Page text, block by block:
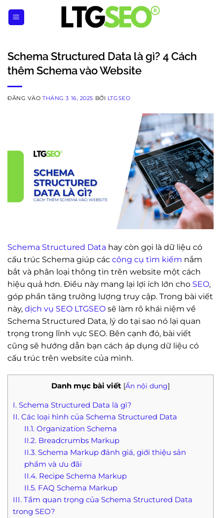
qua
Schema Structured Data là gì? 4 Cách
thêm Schema vào Website
ĐĂNG VÀOTHÁNG 3 16, 2025 BỞI LTGSEO
Schema Structured Data hay còn gọi là dữ liệu có
cấu trúc Schema giúp các công cụ tìm kiếm nắm
bắt và phân loại thông tin trên website một cách
hiệu quả hơn. Điều này mang lại lợi ích lớn cho SEO,
góp phần tăng trưởng lượng truy cập. Trong bài viết
này, dịch vụ SEO LTGSEO sẽ làm rõ khái niệm về
Schema Structured Data, lý do tại sao nó lại quan
trọng trong lĩnh vực SEO. Bên cạnh đó, bài viết
cũng sẽ hướng dẫn bạn cách áp dụng dữ liệu có
cấu trúc trên website của mình.
Danh mục bài viết [Ẩn nội dung]
I. Schema Structured Data là gì?
II. Các loại hình của Schema Structured Data
II.1. Organization Schema
II.2. Breadcrumbs Markup
II.3. Schema Markup đánh giá, giới thiệu sản
phẩm và ưu đãi
II.4. Recipe Schema Markup
II.5. FAQ Schema Markup
III. Tầm quan trọng của Schema Structured Data
trong SEO?